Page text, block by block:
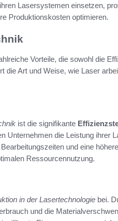
Lasersystemen einsetzen,
Produktionskosten optimieren.
Vorteile, die sowohl die
die Art und Weise, wie Laser
ist die signifikante
Unternehmen die Leistung ihrer
und eine
Ressourcennutzung.
in der Lasertechnologie bei.
und die